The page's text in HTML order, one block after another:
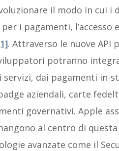
il modo in cui i
i pagamenti, l’accesso e
. Attraverso le nuove API
potranno
servizi, dai pagamenti in-
aziendali, carte
governativi. Apple
al centro di
avanzate come il